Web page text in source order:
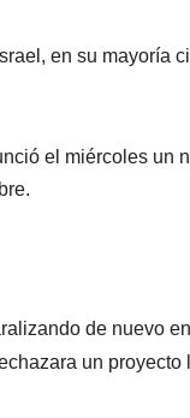
en su mayoría
el miércoles un
de nuevo
un proyecto